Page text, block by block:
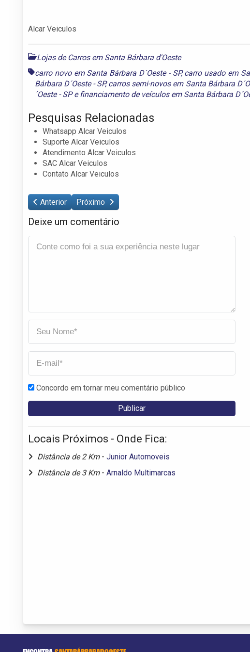
Alcar Veiculos
Lojas de Carros em Santa Bárbara d'Oeste
carro novo em Santa Bárbara D´Oeste - SP,carro usado em
Bárbara D´Oeste - SP,carros semi-novos em Santa Bárbara
´Oeste - SPe financiamento de veículos em Santa Bárbara
Pesquisas Relacionadas
Whatsapp Alcar Veiculos
Suporte Alcar Veiculos
Atendimento Alcar Veiculos
SAC Alcar Veiculos
Contato Alcar Veiculos
Anterior Próximo
Deixe um comentário
Concordo em tornar meu comentário público
Locais Próximos - Onde Fica:
Distância de 2 Km - Junior Automoveis
Distância de 3 Km - Arnaldo Multimarcas